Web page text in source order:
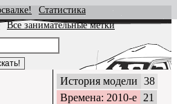
Статистика
Все занимательные метки
История модели 38
Времена: 2010-е 21